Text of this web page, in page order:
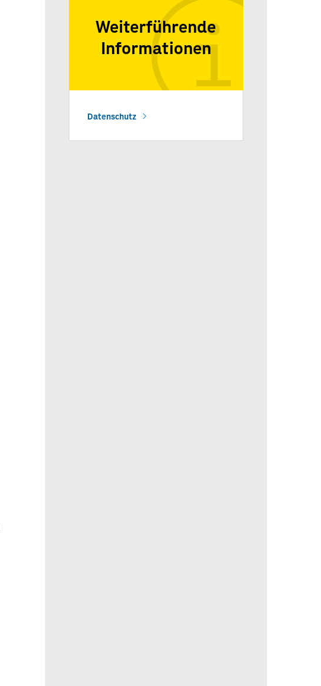
Weiterführende
Informationen
Datenschutz